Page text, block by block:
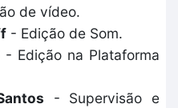
de vídeo.
- Edição de Som.
- Edição na Plataforma
- Supervisão e